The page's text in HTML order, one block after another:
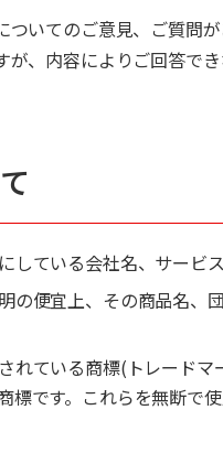
ついてのご意見、ご質問
が、内容によりご回答で
している会社名、サービ
の便宜上、その商品名、
れている商標(トレード
標です。これらを無断で